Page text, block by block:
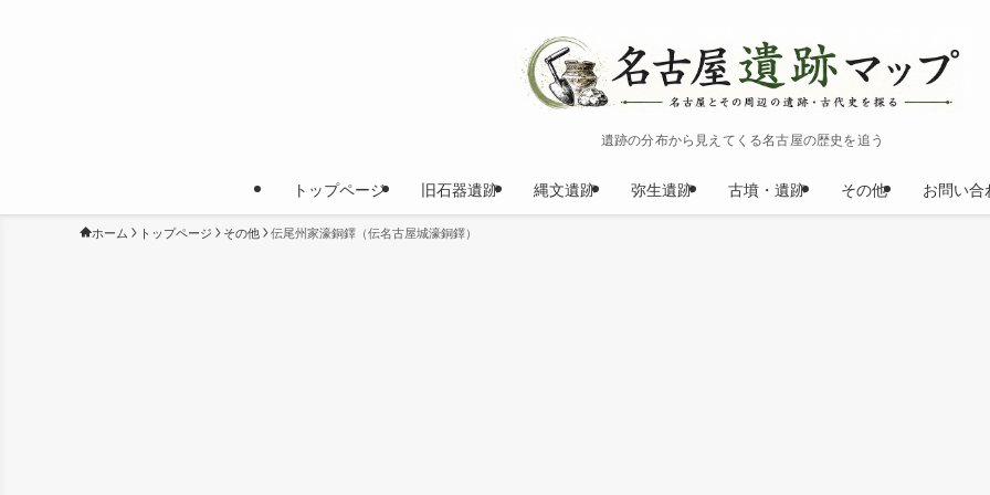
遺跡の分布から見えてくる名古屋の歴史を追う
トップページ 旧石器遺跡 縄文遺跡 弥生遺跡 古墳・遺跡 その他 お問い合
ホーム トップページ その他 伝尾州家濠銅鐸（伝名古屋城濠銅鐸）